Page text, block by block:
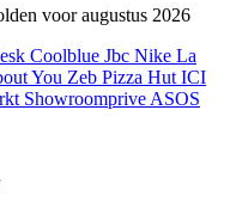
voor augustus 2026
Coolblue Jbc Nike La
You Zeb Pizza Hut ICI
Showroomprive ASOS